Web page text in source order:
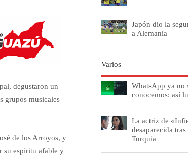
degustaron un
grupos musicales
de los Arroyos, y
su espíritu afable y
Japón dio la
a Alemania
Varios
WhatsApp ya no
conocemos: así
La actriz de
desaparecida
Turquía